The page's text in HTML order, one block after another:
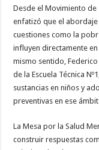
Desde el Movimiento de
enfatizó que el
cuestiones como la
influyen directamente
mismo sentido,
de la Escuela Técnica
sustancias en niños y
preventivas en ese
La Mesa por la Salud
construir respuestas